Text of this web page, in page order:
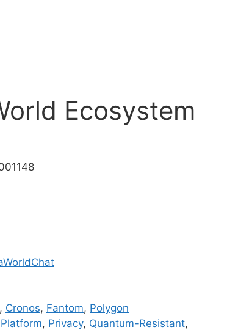
Ecosystem
, Cronos, Fantom, Polygon
Platform, Privacy, Quantum-Resistant,